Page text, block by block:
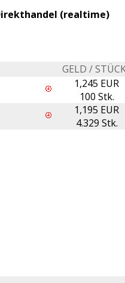
(realtime)
GELD /
1,245 EUR
100 Stk.
1,195 EUR
4.329 Stk.